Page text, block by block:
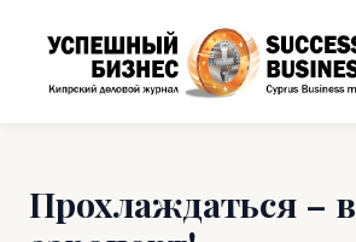
Прохлаждаться – в